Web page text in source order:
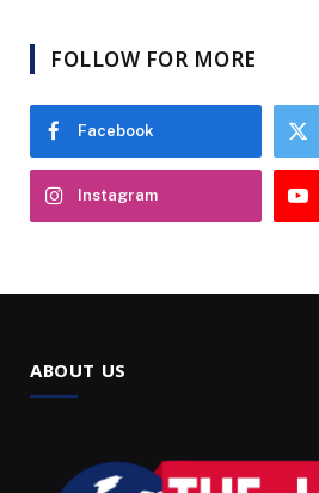
FOLLOW FOR MORE
Facebook
Instagram
ABOUT US